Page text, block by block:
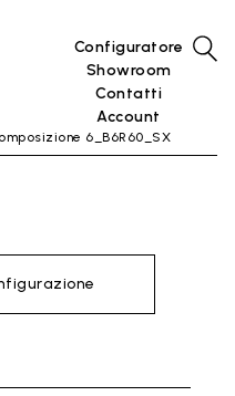
Configuratore
Showroom
Contatti
Account
6_B6R60_SX